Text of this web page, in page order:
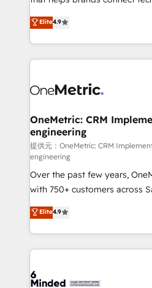
creativity to achieve
Barcelona and operating
the UK, we support global
smarter marketing, sales,
Iberia (Spain & Portugal), we
growth. Our multidisciplinary
that simplify complexity,
turn innovation into real impact. 🌍
HubSpot Partner since 2012 •
Award: Best Integration •
projects • Clients in 30+
technology for integrations •
English, Spanish, Portuguese &
smarter with AI and HubSpot.
Elite4.9
OneMetric: CRM
engineering
提供元：OneMetric: CRM
engineering
Over the past few years,
with 750+ customers across
healthcare, real estate, and
150+ HubSpot-certified
solutions to complex GTM
Our Expertise 🔹 Onboarding & Implementation:
tailored to your GTM motion. 🔹 Migrations: Move
Elite4.9